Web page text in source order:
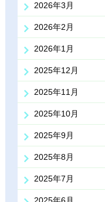
2026年3月
2026年2月
2026年1月
2025年12月
2025年11月
2025年10月
2025年9月
2025年8月
2025年7月